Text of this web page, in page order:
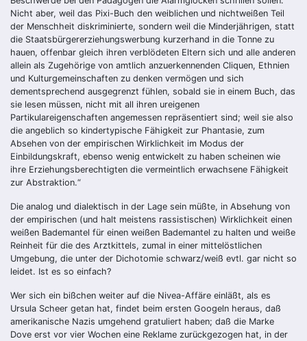
Nicht aber, weil das Pixi-Buch den weiblichen und nichtweißen Teil
der Menschheit diskriminierte, sondern weil die Minderjährigen, statt
die Staatsbürgererziehungswerbung kurzerhand in die Tonne zu
hauen, offenbar gleich ihren verblödeten Eltern sich und alle anderen
allein als Zugehörige von amtlich anzuerkennenden Cliquen, Ethnien
und Kulturgemeinschaften zu denken vermögen und sich
dementsprechend ausgegrenzt fühlen, sobald sie in einem Buch, das
sie lesen müssen, nicht mit all ihren ureigenen
Partikulareigenschaften angemessen repräsentiert sind; weil sie also
die angeblich so kindertypische Fähigkeit zur Phantasie, zum
Absehen von der empirischen Wirklichkeit im Modus der
Einbildungskraft, ebenso wenig entwickelt zu haben scheinen wie
ihre Erziehungsberechtigten die vermeintlich erwachsene Fähigkeit
zur Abstraktion.“
Die analog und dialektisch in der Lage sein müßte, in Absehung von
der empirischen (und halt meistens rassistischen) Wirklichkeit einen
weißen Bademantel für einen weißen Bademantel zu halten und weiße
Reinheit für die des Arztkittels, zumal in einer mittelöstlichen
Umgebung, die unter der Dichotomie schwarz/weiß evtl. gar nicht so
leidet. Ist es so einfach?
Wer sich ein bißchen weiter auf die Nivea-Affäre einläßt, als es
Ursula Scheer getan hat, findet beim ersten Googeln heraus, daß
amerikanische Nazis umgehend gratuliert haben; daß die Marke
Dove erst vor vier Wochen eine Reklame zurückgezogen hat, in der